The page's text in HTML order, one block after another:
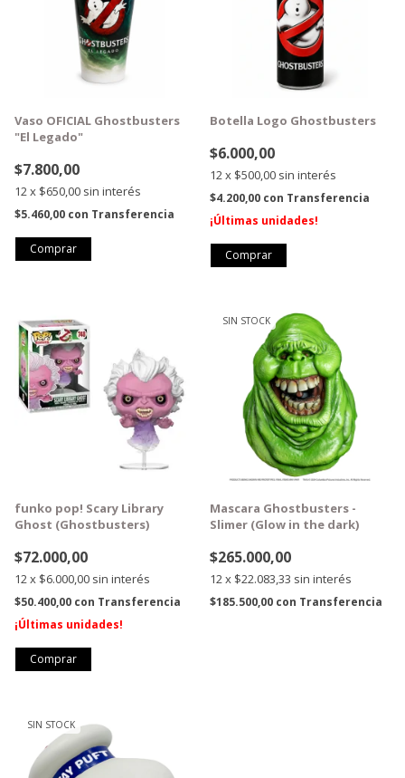
Vaso OFICIAL Ghostbusters
"El Legado"
$7.800,00
12x $650,00 sin interés
$5.460,00 con Transferencia
Botella Logo Ghostbusters
$6.000,00
12x $500,00 sin interés
$4.200,00 con Transferencia
¡Últimas unidades!
GRATIS
funko pop! Scary Library
Ghost (Ghostbusters)
$72.000,00
12x $6.000,00 sin interés
$50.400,00 con Transferencia
¡Últimas unidades!
SIN STOCK
GRATIS
Mascara Ghostbusters -
Slimer (Glow in the dark)
$265.000,00
12x $22.083,33 sin interés
$185.500,00 con Transferencia
SIN STOCK
GRATIS